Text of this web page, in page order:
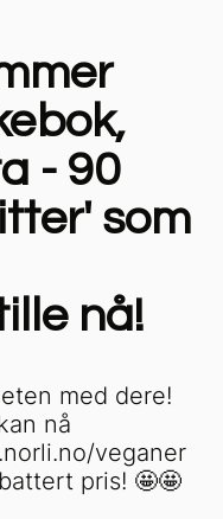
- 90
som
nå!
med dere!
nå
veganer
pris! 🤩🤩